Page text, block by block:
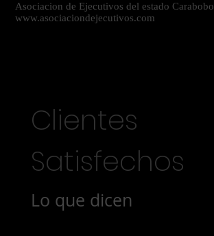
Asociacion de Ejecutivos del estado Carabobo
www.asociaciondejecutivos.com
Clientes
Satisfechos
Lo que dicen